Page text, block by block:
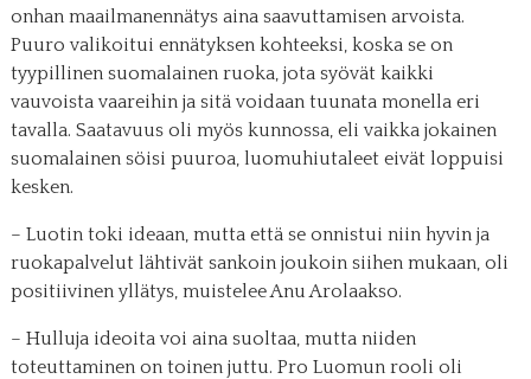
onhan maailmanennätys aina saavuttamisen arvoista.
Puuro valikoitui ennätyksen kohteeksi, koska se on
tyypillinen suomalainen ruoka, jota syövät kaikki
vauvoista vaareihin ja sitä voidaan tuunata monella eri
tavalla. Saatavuus oli myös kunnossa, eli vaikka jokainen
suomalainen söisi puuroa, luomuhiutaleet eivät loppuisi
kesken.
– Luotin toki ideaan, mutta että se onnistui niin hyvin ja
ruokapalvelut lähtivät sankoin joukoin siihen mukaan, oli
positiivinen yllätys, muistelee Anu Arolaakso.
– Hulluja ideoita voi aina suoltaa, mutta niiden
toteuttaminen on toinen juttu. Pro Luomun rooli oli